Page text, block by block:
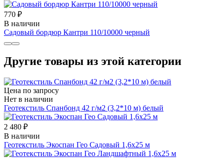
770 ₽
В наличии
Садовый бордюр Кантри 110/10000 черный
Другие товары из этой категории
Цена по запросу
Нет в наличии
Геотекстиль Спанбонд 42 г/м2 (3,2*10 м) белый
2 480 ₽
В наличии
Геотекстиль Экоспан Гео Садовый 1,6х25 м